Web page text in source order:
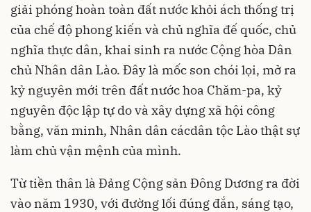
giải phóng hoàn toàn đất nước khỏi ách thống trị
của chế độ phong kiến và chủ nghĩa đế quốc, chủ
nghĩa thực dân, khai sinh ra nước Cộng hòa Dân
chủ Nhân dân Lào. Ðây là mốc son chói lọi, mở ra
kỷ nguyên mới trên đất nước hoa Chăm-pa, kỷ
nguyên độc lập tự do và xây dựng xã hội công
bằng, văn minh, Nhân dân cácdân tộc Lào thật sự
làm chủ vận mệnh của mình.
Từ tiền thân là Đảng Cộng sản Đông Dương ra đời
vào năm 1930, với đường lối đúng đắn, sáng tạo,